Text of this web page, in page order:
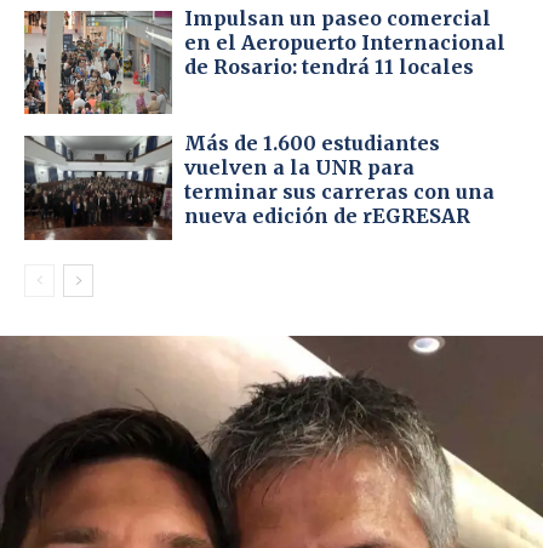
Impulsan un paseo comercial
en el Aeropuerto Internacional
de Rosario: tendrá 11 locales
Más de 1.600 estudiantes
vuelven a la UNR para
terminar sus carreras con una
nueva edición de rEGRESAR